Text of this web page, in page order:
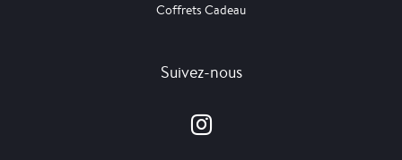
Coffrets Cadeau
Suivez-nous